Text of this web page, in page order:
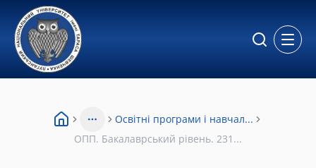
MoreОсвітні програми і навчал...
ОПП. Бакалаврський рівень. 231...